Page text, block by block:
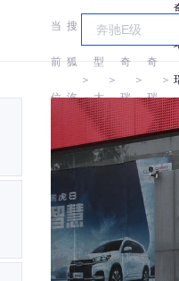
当
前
位
搜
狐
汽
＞
车
型
大
全
＞
奇
瑞
＞
奇
瑞
＞
8